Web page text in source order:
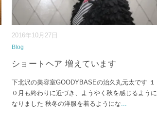
2016年10月27日
Blog
ショートヘア 増えています
下北沢の美容室GOODYBASEの治久丸元太です １
０月も終わりに近づき、ようやく秋を感じるように
なりました 秋冬の洋服を着るようにな...